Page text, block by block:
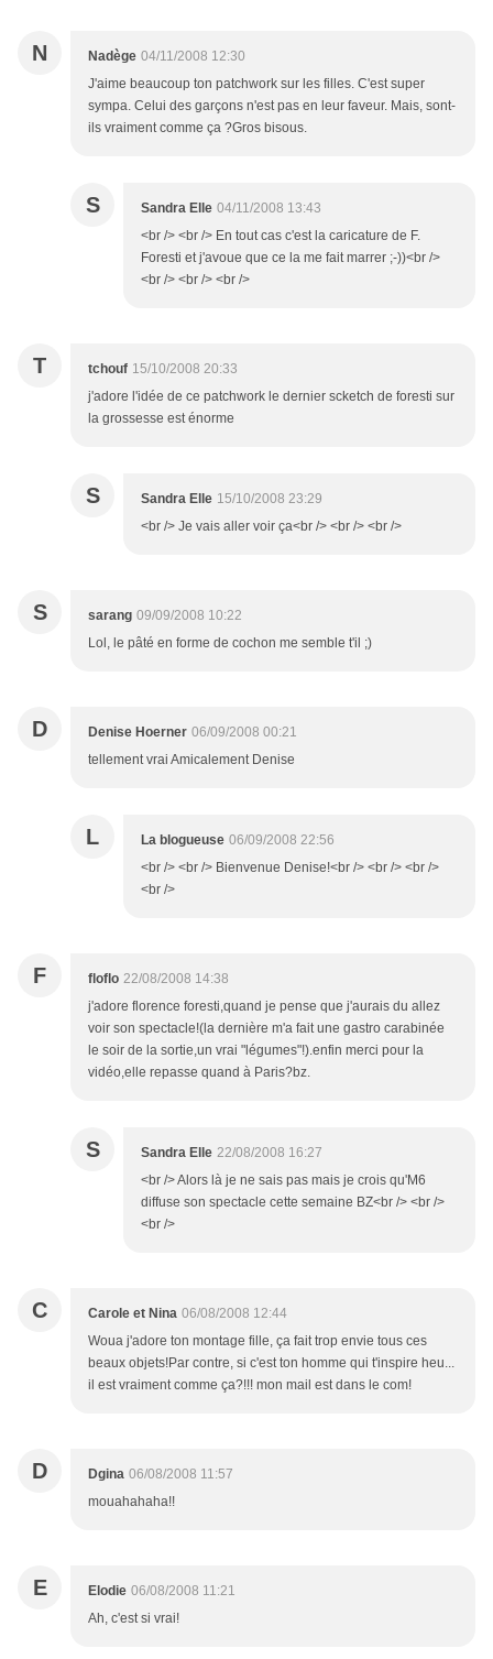
N Nadège 04/11/2008 12:30
J'aime beaucoup ton patchwork sur les filles. C'est super
sympa. Celui des garçons n'est pas en leur faveur. Mais, sont-
ils vraiment comme ça ?Gros bisous.
S Sandra Elle 04/11/2008 13:43
<br /> <br /> En tout cas c'est la caricature de F.
Foresti et j'avoue que ce la me fait marrer ;-))<br />
<br /> <br /> <br />
T tchouf 15/10/2008 20:33
j'adore l'idée de ce patchwork le dernier scketch de foresti sur
la grossesse est énorme
S Sandra Elle 15/10/2008 23:29
<br /> Je vais aller voir ça<br /> <br /> <br />
S sarang 09/09/2008 10:22
Lol, le pâté en forme de cochon me semble t'il ;)
D Denise Hoerner 06/09/2008 00:21
tellement vrai Amicalement Denise
L La blogueuse 06/09/2008 22:56
<br /> <br /> Bienvenue Denise!<br /> <br /> <br />
<br />
F floflo 22/08/2008 14:38
j'adore florence foresti,quand je pense que j'aurais du allez
voir son spectacle!(la dernière m'a fait une gastro carabinée
le soir de la sortie,un vrai "légumes"!).enfin merci pour la
vidéo,elle repasse quand à Paris?bz.
S Sandra Elle 22/08/2008 16:27
<br /> Alors là je ne sais pas mais je crois qu'M6
diffuse son spectacle cette semaine BZ<br /> <br />
<br />
C Carole et Nina 06/08/2008 12:44
Woua j'adore ton montage fille, ça fait trop envie tous ces
beaux objets!Par contre, si c'est ton homme qui t'inspire heu...
il est vraiment comme ça?!!! mon mail est dans le com!
D Dgina 06/08/2008 11:57
mouahahaha!!
E Elodie 06/08/2008 11:21
Ah, c'est si vrai!